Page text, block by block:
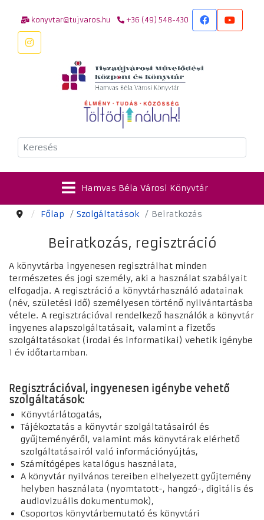
konyvtar@tujvaros.hu +36 (49) 548-430
Keresés
Hamvas Béla Városi Könyvtár
Főlap Szolgáltatások Beiratkozás
Beiratkozás, regisztráció
A könyvtárba ingyenesen regisztrálhat minden
természetes és jogi személy, aki a használat szabályait
elfogadja. A regisztráció a könyvtárhasználó adatainak
(név, születési idő) személyesen történő nyilvántartásba
vétele. A regisztrációval rendelkező használók a könyvtár
ingyenes alapszolgáltatásait, valamint a fizetős
szolgáltatásokat (irodai és informatikai) vehetik igénybe
1 év időtartamban.
Regisztrációval, ingyenesen igénybe vehető
szolgáltatások:
Könyvtárlátogatás,
Tájékoztatás a könyvtár szolgáltatásairól és
gyűjteményéről, valamint más könyvtárak elérhető
szolgáltatásairól való információnyújtás,
Számítógépes katalógus használata,
A könyvtár nyilvános tereiben elhelyezett gyűjtemény
helyben használata (nyomtatott-, hangzó-, digitális és
audiovizuális dokumentumok),
Csoportos könyvtárbemutató és könyvtári